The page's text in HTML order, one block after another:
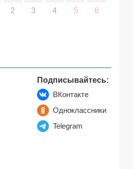
2 3 4 5 6
Подписывайтесь:
ВКонтакте
Одноклассники
Telegram